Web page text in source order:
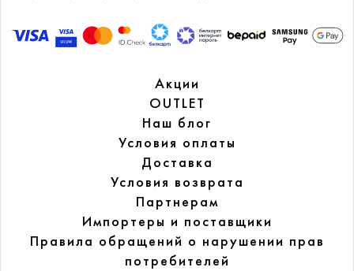
Акции
OUTLET
Наш блог
Условия оплаты
Доставка
Условия возврата
Партнерам
Импортеры и поставщики
Правила обращений о нарушении прав
потребителей